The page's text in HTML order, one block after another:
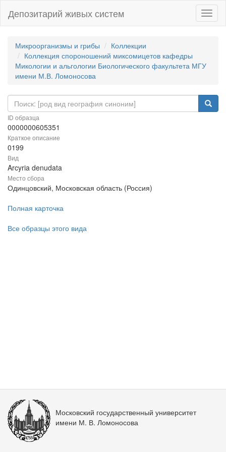
Депозитарий живых систем
Микроорганизмы и грибы
Коллекции
Коллекция спороношений миксомицетов кафедры
Микологии и альгологии Биологического факультета МГУ
имени М.В. Ломоносова
ID образца
0000000605351
Краткое описание
0199
Вид
Arcyria denudata
Место сбора
Одинцовский, Московская область (Россия)
Полная карточка
Все образцы этого вида
Московский государственный университет
имени М. В. Ломоносова